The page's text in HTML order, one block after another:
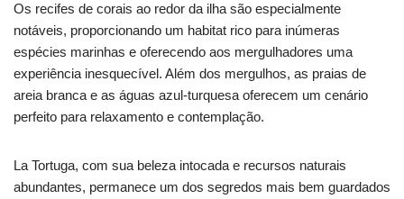
Os recifes de corais ao redor da ilha são especialmente
notáveis, proporcionando um habitat rico para inúmeras
espécies marinhas e oferecendo aos mergulhadores uma
experiência inesquecível. Além dos mergulhos, as praias de
areia branca e as águas azul-turquesa oferecem um cenário
perfeito para relaxamento e contemplação.
La Tortuga, com sua beleza intocada e recursos naturais
abundantes, permanece um dos segredos mais bem guardados